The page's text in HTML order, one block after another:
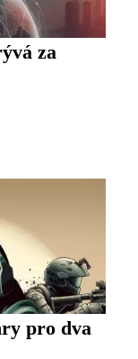
za
pro dva